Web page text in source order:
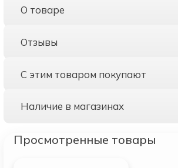
О товаре
Отзывы
С этим товаром покупают
Наличие в магазинах
Просмотренные товары